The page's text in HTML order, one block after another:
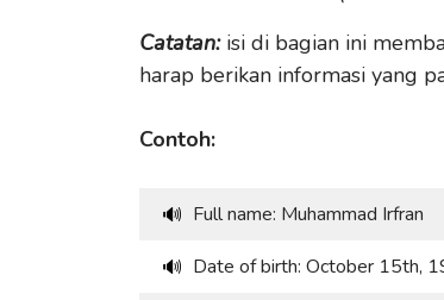
Catatan:isi di bagian ini
harap berikan informasi yang
Contoh:
🔊 Full name: Muhammad Irfran
🔊 Date of birth: October 15th,